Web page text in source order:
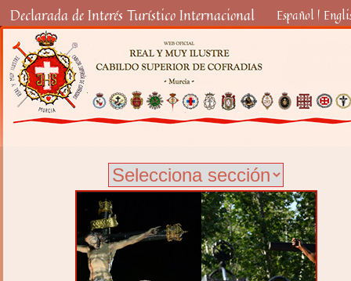
Declarada de Interés Turístico Internacional Español |